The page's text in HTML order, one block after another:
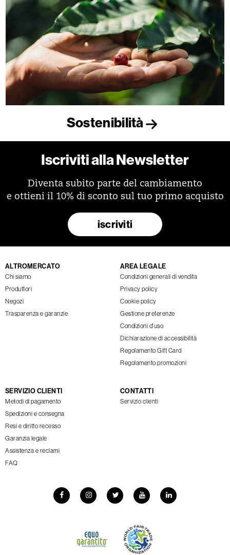
Sostenibilità
Iscriviti alla Newsletter
Diventa subito parte del cambiamento
e ottieni il 10% di sconto sul tuo primo acquisto
iscriviti
ALTROMERCATO
Chi siamo
Produttori
Negozi
Trasparenza e garanzie
AREA LEGALE
Condizioni generali di vendita
Privacy policy
Cookie policy
Gestione preferenze
Condizioni d'uso
Dichiarazione di accessibilità
Regolamento Gift Card
Regolamento promozioni
SERVIZIO CLIENTI
Metodi di pagamento
Spedizioni e consegna
Resi e diritto recesso
Garanzia legale
Assistenza e reclami
FAQ
CONTATTI
Servizio clienti